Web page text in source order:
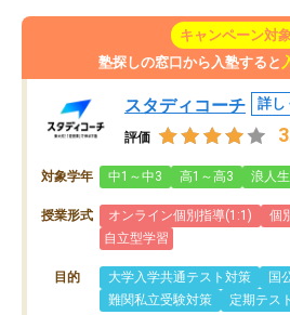
キャンペーン対
塾探しの窓口から入塾すると
スタディコーチ 詳し
評価
対象学年 中1～中3 高1～高3 浪人生
授業形式 オンライン個別指導(1:1) 個
自立型学習
目的 大学入学共通テスト対策
国
難関私立受験対策
定期テス